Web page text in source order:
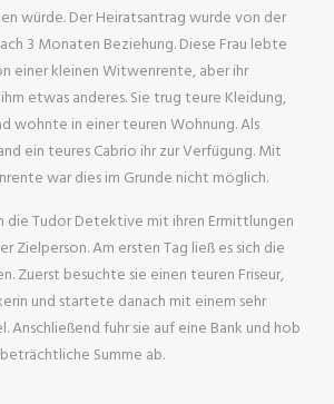
würde. Der Heiratsantrag wurde von der
3 Monaten Beziehung. Diese Frau lebte
einer kleinen Witwenrente, aber ihr
etwas anderes. Sie trug teure Kleidung,
wohnte in einer teuren Wohnung. Als
ein teures Cabrio ihr zur Verfügung. Mit
war dies im Grunde nicht möglich.
die Tudor Detektive mit ihren Ermittlungen
Zielperson. Am ersten Tag ließ es sich die
Zuerst besuchte sie einen teuren Friseur,
und startete danach mit einem sehr
Anschließend fuhr sie auf eine Bank und hob
Summe ab.